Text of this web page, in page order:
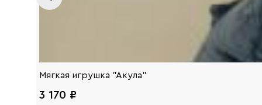
Мягкая игрушка "Акула"
3 170 ₽